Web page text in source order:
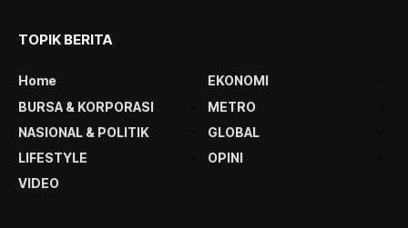
TOPIK BERITA
Home
EKONOMI
BURSA & KORPORASI
METRO
NASIONAL & POLITIK
GLOBAL
LIFESTYLE
OPINI
VIDEO